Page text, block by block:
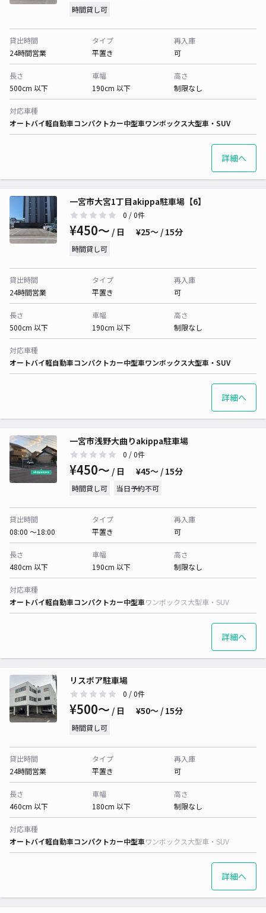
時間貸し可
貸出時間
24時間営業
タイプ
平置き
再入庫
可
長さ
500cm 以下
車幅
190cm 以下
高さ
制限なし
対応車種
オートバイ軽自動車コンパクトカー中型車ワンボックス大型車・SUV
詳細へ
一宮市大宮1丁目akippa駐車場【6】
0 / 0件
¥450〜 / 日 ¥25〜 / 15分
時間貸し可
貸出時間
24時間営業
タイプ
平置き
再入庫
可
長さ
500cm 以下
車幅
190cm 以下
高さ
制限なし
対応車種
オートバイ軽自動車コンパクトカー中型車ワンボックス大型車・SUV
詳細へ
一宮市浅野大曲りakippa駐車場
0 / 0件
¥450〜 / 日 ¥45〜 / 15分
時間貸し可 当日予約不可
貸出時間
08:00 〜18:00
タイプ
平置き
再入庫
可
長さ
480cm 以下
車幅
190cm 以下
高さ
制限なし
対応車種
オートバイ軽自動車コンパクトカー中型車ワンボックス大型車・SUV
詳細へ
リスボア駐車場
0 / 0件
¥500〜 / 日 ¥50〜 / 15分
時間貸し可
貸出時間
24時間営業
タイプ
平置き
再入庫
可
長さ
460cm 以下
車幅
180cm 以下
高さ
制限なし
対応車種
オートバイ軽自動車コンパクトカー中型車ワンボックス大型車・SUV
詳細へ